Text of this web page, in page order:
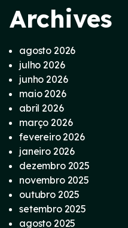
Archives
agosto 2026
julho 2026
junho 2026
maio 2026
abril 2026
março 2026
fevereiro 2026
janeiro 2026
dezembro 2025
novembro 2025
outubro 2025
setembro 2025
agosto 2025